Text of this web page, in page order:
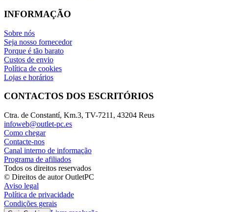
INFORMAÇÃO
Sobre nós
Seja nosso fornecedor
Porque é tão barato
Custos de envio
Política de cookies
Lojas e horários
CONTACTOS DOS ESCRITÓRIOS
Ctra. de Constantí, Km.3, TV-7211, 43204 Reus
infoweb@outlet-pc.es
Como chegar
Contacte-nos
Canal interno de informação
Programa de afiliados
Todos os direitos reservados
© Direitos de autor OutletPC
Aviso legal
Política de privacidade
Condições gerais